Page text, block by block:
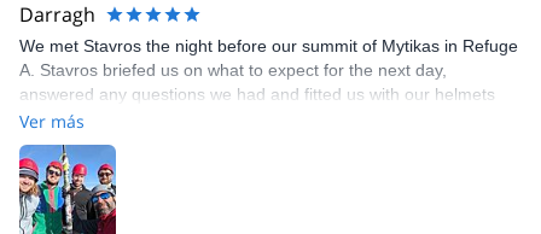
Darragh
We met Stavros the night before our summit of Mytikas in Refuge
A. Stavros briefed us on what to expect for the next day,
answered any questions we had and fitted us with our helmets
and harnesses so we could be ready for the morning. We set off
at 6:15am with headlamps and began our adventure. Stavros
guided us to a vantage point where we could enjoy the beautiful
sunrise. He provided us with interesting information about the
area and the mountain throughout each section. When we
Ver más